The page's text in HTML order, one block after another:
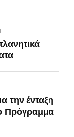
την ένταξη
Πρόγραμμα